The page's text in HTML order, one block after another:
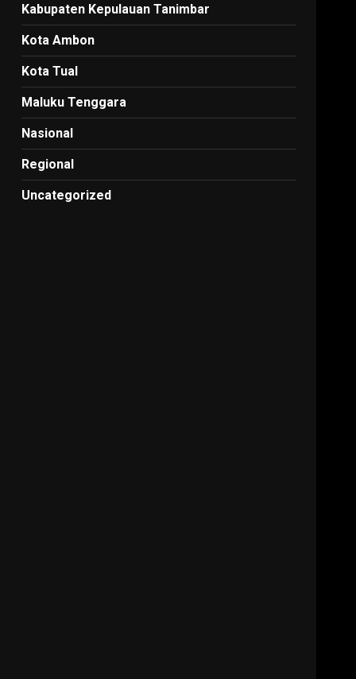
Kabupaten Kepulauan Tanimbar
Kota Ambon
Kota Tual
Maluku Tenggara
Nasional
Regional
Uncategorized